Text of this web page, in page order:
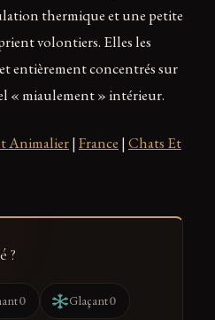
thermique et une petite
volontiers. Elles les
entièrement concentrés sur
« miaulement » intérieur.
Animalier| France | Chats Et
?
0 Glaçant0